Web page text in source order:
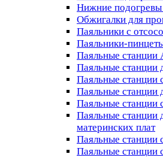
Нижние
Обжигалки для
Паяльники с
Паяльники-
Паяльные станции
Паяльные станции
Паяльные станции
Паяльные станции
Паяльные станции
Паяльные станции
материнских плат
Паяльные станции
Паяльные станции